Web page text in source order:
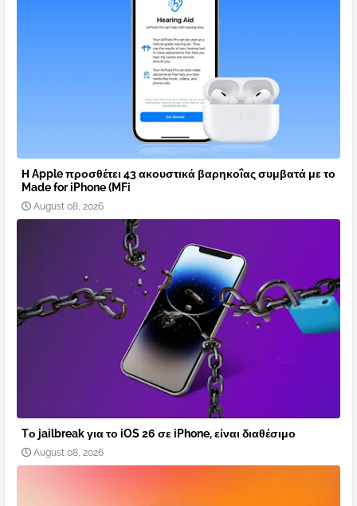
Η Apple προσθέτει 43 ακουστικά βαρηκοΐας συμβατά με το
Made for iPhone (MFi
August 08, 2026
Tο jailbreak για το iOS 26 σε iPhone, είναι διαθέσιμο
August 08, 2026